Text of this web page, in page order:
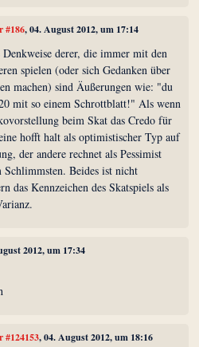
#186, 04. August 2012, um 17:14
derer, die immer mit den
spielen (oder sich Gedanken über
machen) sind Äußerungen wie: "du
mit so einem Schrottblatt!" Als wenn
beim Skat das Credo für
hofft halt als optimistischer Typ auf
der andere rechnet als Pessimist
Beides ist nicht
das Kennzeichen des Skatspiels als
2012, um 17:34
#124153, 04. August 2012, um 18:16